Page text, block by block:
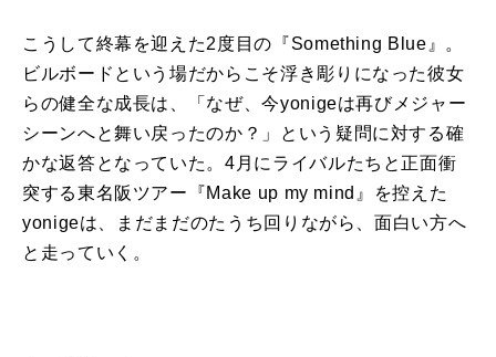
こうして終幕を迎えた2度目の『Something Blue』。
ビルボードという場だからこそ浮き彫りになった彼女
らの健全な成長は、「なぜ、今yonigeは再びメジャー
シーンへと舞い戻ったのか？」という疑問に対する確
かな返答となっていた。4月にライバルたちと正面衝
突する東名阪ツアー『Make up my mind』を控えた
yonigeは、まだまだのたうち回りながら、面白い方へ
と走っていく。